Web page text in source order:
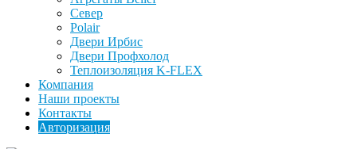
Север
Polair
Двери Ирбис
Двери Профхолод
Теплоизоляция K-FLEX
Компания
Наши проекты
Контакты
Авторизация